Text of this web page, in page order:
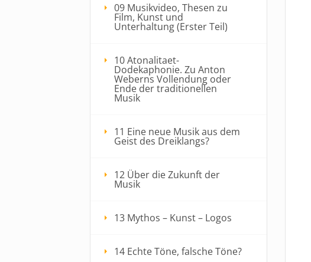
09 Musikvideo, Thesen zu
Film, Kunst und
Unterhaltung (Erster Teil)
10 Atonalitaet-
Dodekaphonie. Zu Anton
Weberns Vollendung oder
Ende der traditionellen
Musik
11 Eine neue Musik aus dem
Geist des Dreiklangs?
12 Über die Zukunft der
Musik
13 Mythos – Kunst – Logos
14 Echte Töne, falsche Töne?